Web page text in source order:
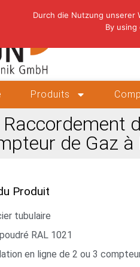
Produits
de Gaz à
Produit
tubulaire
RAL 1021
en ligne de 2 ou 3
Durch die Nutzung unserer
By